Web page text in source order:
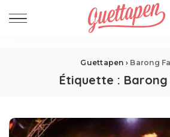
Guettapen › Barong
Étiquette : Barong